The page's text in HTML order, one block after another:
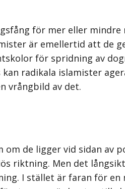
för mer eller
är emellertid att de
för spridning av
radikala islamister
vrångbild av det.
de ligger vid sidan av
riktning. Men det
I stället är faran för